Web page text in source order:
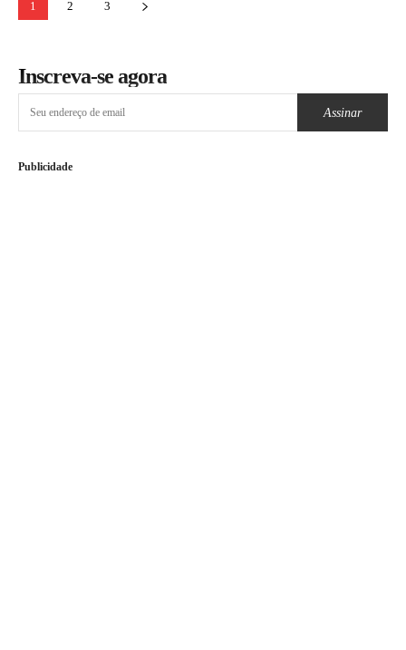
1 2 3
Inscreva-se agora
Assinar
Publicidade